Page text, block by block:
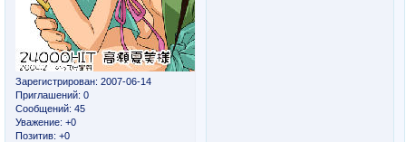
Зарегистрирован: 2007-06-14
Приглашений: 0
Сообщений: 45
Уважение: +0
Позитив: +0